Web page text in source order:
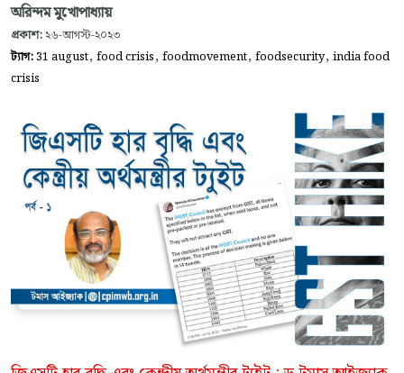
অরিন্দম মুখোপাধ্যায়
প্রকাশ: ২৬-আগস্ট-২০২৩
ট্যাগ:31 august, food crisis, foodmovement, foodsecurity, india food
crisis